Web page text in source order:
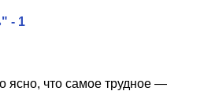
- 1
ясно, что самое трудное —